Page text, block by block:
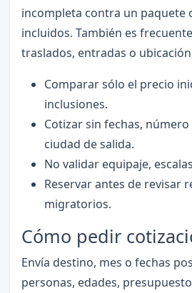
incompleta contra un paquete
incluidos. También es
traslados, entradas o
Comparar sólo el precio
inclusiones.
Cotizar sin fechas,
ciudad de salida.
No validar equipaje,
Reservar antes de revisar
migratorios.
Cómo pedir
Envía destino, mes o fechas
personas, edades,